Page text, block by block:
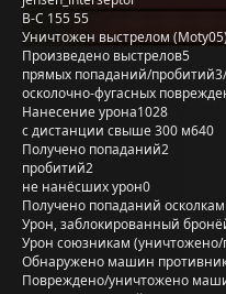
B-C 155 55
Уничтожен выстрелом
Произведено выстрелов5
прямых попаданий/пробитий
осколочно-фугасных
Нанесение урона1028
с дистанции свыше 300 м640
Получено попаданий2
пробитий2
не нанёсших урон0
Получено попаданий
Урон, заблокированный
Урон союзникам
Обнаружено машин
Повреждено/уничтожено